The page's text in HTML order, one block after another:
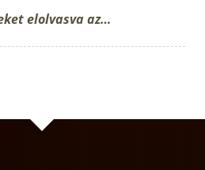
elolvasva az…